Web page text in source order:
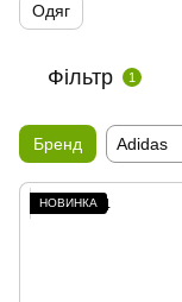
Одяг
Фільтр 1
Бренд Adidas
НОВИНКА